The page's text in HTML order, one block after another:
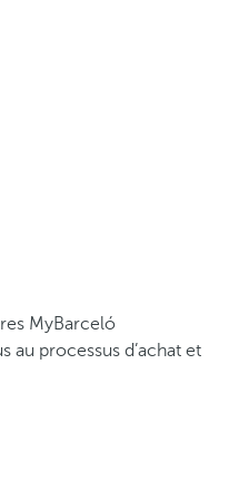
MyBarceló
au processus d’achat et